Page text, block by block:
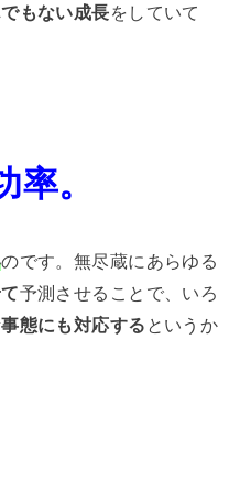
もない成長をしていて
率。
のです。無尽蔵にあらゆる
予測させることで、いろ
態にも対応する というか